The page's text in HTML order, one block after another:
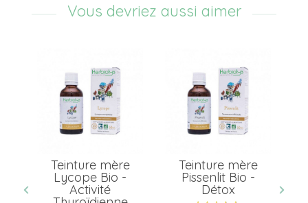
Vous devriez aussi aimer
Teinture mère
Lycope Bio -
Activité
Teinture mère
Pissenlit Bio -
Détox